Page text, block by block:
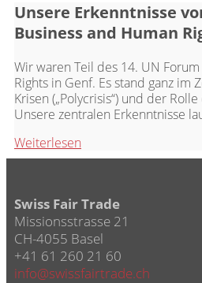
Unsere Erkenntnisse
Business and Human
Wir waren Teil des 14. UN
Rights in Genf. Es stand ganz im
Krisen („Polycrisis“) und der
Unsere zentralen Erkenntnisse
Weiterlesen
Swiss Fair Trade
Missionsstrasse 21
CH-4055 Basel
+41 61 260 21 60
info@swissfairtrade.ch